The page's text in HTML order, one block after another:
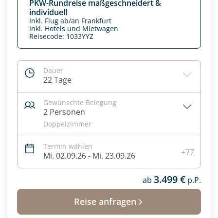
PKW-Rundreise maßgeschneidert &
individuell
Inkl. Flug ab/an Frankfurt
Inkl. Hotels und Mietwagen
Reisecode: 1033YYZ
Dauer
22 Tage
Gewünschte Belegung
2 Personen
Doppelzimmer
Termin wählen
Mi. 02.09.26 - Mi. 23.09.26 +77
ab 3.499 € p.P.
Reise anfragen
Datenschutz & Transparenz ist uns sehr wichtig!
Die Anfrage wird via SSL verschlüsselt an unseren Server
geschickt. Mit Absenden des Formulars, erklären Sie, dass
Widerrufhinweisezur
Kenntnis genommen und akzeptiert haben.